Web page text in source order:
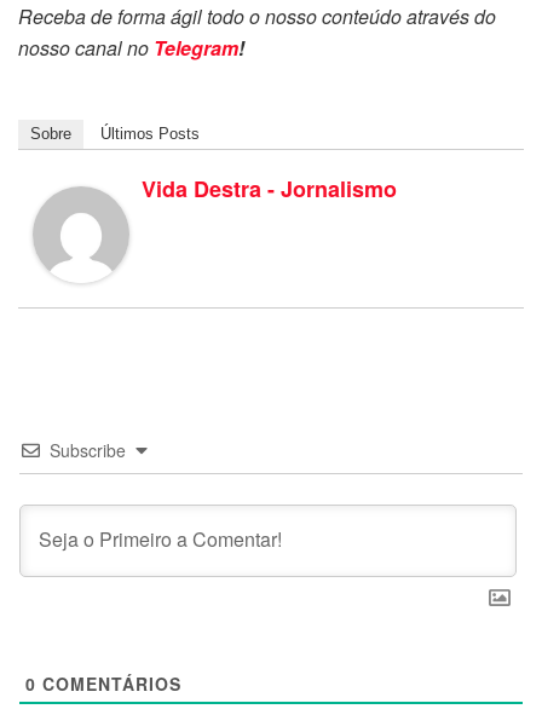
Receba de forma ágil todo o nosso conteúdo através do
nosso canal no Telegram!
Sobre Últimos Posts
Vida Destra - Jornalismo
Subscribe
0 COMENTÁRIOS